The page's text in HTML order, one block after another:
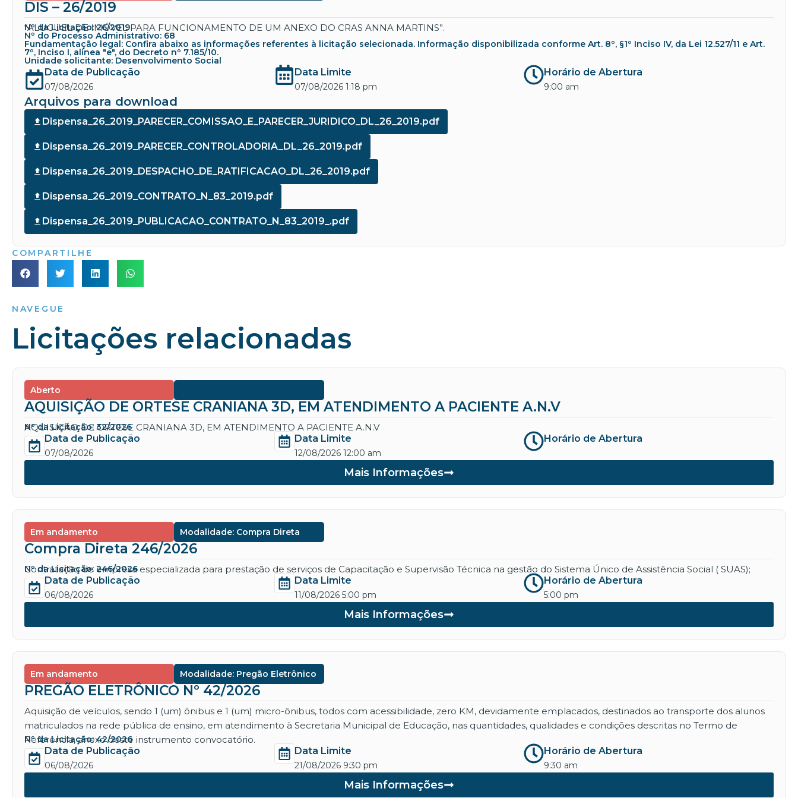
DIS – 26/2019
“ALUGUEL DE IMÓVEL PARA FUNCIONAMENTO DE UM ANEXO DO CRAS ANNA MARTINS”.
Nº da Licitação: 26/2019
Nº do Processo Administrativo: 68
Fundamentação legal: Confira abaixo as informações referentes à licitação selecionada. Informação disponibilizada conforme Art. 8º, §1º Inciso IV, da Lei 12.527/11 e Art.
7º, Inciso I, alínea "e", do Decreto nº 7.185/10.
Unidade solicitante: Desenvolvimento Social
Data de Publicação
07/08/2026
Data Limite
07/08/2026 1:18 pm
Horário de Abertura
9:00 am
Arquivos para download
Dispensa_26_2019_PARECER_COMISSAO_E_PARECER_JURIDICO_DL_26_2019.pdf
Dispensa_26_2019_PARECER_CONTROLADORIA_DL_26_2019.pdf
Dispensa_26_2019_DESPACHO_DE_RATIFICACAO_DL_26_2019.pdf
Dispensa_26_2019_CONTRATO_N_83_2019.pdf
Dispensa_26_2019_PUBLICACAO_CONTRATO_N_83_2019_.pdf
COMPARTILHE
NAVEGUE
Licitações relacionadas
Aberto
AQUISIÇÃO DE ORTESE CRANIANA 3D, EM ATENDIMENTO A PACIENTE A.N.V
AQUISIÇÃO DE ORTESE CRANIANA 3D, EM ATENDIMENTO A PACIENTE A.N.V
Nº da Licitação: 32/2026
Data de Publicação
07/08/2026
Data Limite
12/08/2026 12:00 am
Horário de Abertura
Mais Informações
Em andamento Modalidade: Compra Direta
Compra Direta 246/2026
Contratação de empresa especializada para prestação de serviços de Capacitação e Supervisão Técnica na gestão do Sistema Único de Assistência Social ( SUAS);
Nº da Licitação: 246/2026
Data de Publicação
06/08/2026
Data Limite
11/08/2026 5:00 pm
Horário de Abertura
5:00 pm
Mais Informações
Em andamento Modalidade: Pregão Eletrônico
PREGÃO ELETRÔNICO Nº 42/2026
Aquisição de veículos, sendo 1 (um) ônibus e 1 (um) micro-ônibus, todos com acessibilidade, zero KM, devidamente emplacados, destinados ao transporte dos alunos
matriculados na rede pública de ensino, em atendimento à Secretaria Municipal de Educação, nas quantidades, qualidades e condições descritas no Termo de
Referência, anexo deste instrumento convocatório.
Nº da Licitação: 42/2026
Data de Publicação
06/08/2026
Data Limite
21/08/2026 9:30 pm
Horário de Abertura
9:30 am
Mais Informações